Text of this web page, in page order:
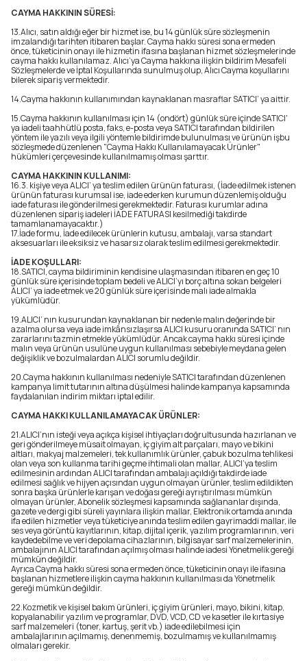
CAYMA HAKKININ SÜRESİ:
13.Alıcı, satın aldığı eğer bir hizmet ise, bu 14 günlük süre sözleşmenin
imzalandığı tarihten itibaren başlar. Cayma hakkı süresi sona ermeden
önce, tüketicinin onayı ile hizmetin ifasına başlanan hizmet sözleşmelerinde
cayma hakkı kullanılamaz. Alıcı’ya Cayma hakkına ilişkin bildirim Mesafeli
Sözleşmelerde ve İptal Koşullarında sunulmuş olup, Alıcı Cayma koşullarını
bilerek sipariş vermektedir.
14.Cayma hakkının kullanımından kaynaklanan masraflar SATICI’ ya aittir.
15.Cayma hakkının kullanılması için 14 (ondört) günlük süre içinde SATICI'
ya iadeli taahhütlü posta, faks, e-posta veya SATICI tarafından bildirilen
yöntem ile yazılı veya ilgili yöntemle bildirimde bulunulması ve ürünün işbu
sözleşmede düzenlenen "Cayma Hakkı Kullanılamayacak Ürünler"
hükümleri çerçevesinde kullanılmamış olması şarttır.
CAYMA HAKKININ KULLANIMI:
16.3. kişiye veya ALICI’ ya teslim edilen ürünün faturası, (İade edilmek istenen
ürünün faturası kurumsal ise, iade ederken kurumun düzenlemiş olduğu
iade faturası ile gönderilmesi gerekmektedir. Faturası kurumlar adına
düzenlenen sipariş iadeleri İADE FATURASI kesilmediği takdirde
tamamlanamayacaktır.)
17.İade formu, İade edilecek ürünlerin kutusu, ambalajı, varsa standart
aksesuarları ile eksiksiz ve hasarsız olarak teslim edilmesi gerekmektedir.
İADE KOŞULLARI:
18.SATICI, cayma bildiriminin kendisine ulaşmasından itibaren en geç 10
günlük süre içerisinde toplam bedeli ve ALICI’yı borç altına sokan belgeleri
ALICI’ ya iade etmek ve 20 günlük süre içerisinde malı iade almakla
yükümlüdür.
19.ALICI’ nın kusurundan kaynaklanan bir nedenle malın değerinde bir
azalma olursa veya iade imkânsızlaşırsa ALICI kusuru oranında SATICI’ nın
zararlarını tazmin etmekle yükümlüdür. Ancak cayma hakkı süresi içinde
malın veya ürünün usulüne uygun kullanılması sebebiyle meydana gelen
değişiklik ve bozulmalardan ALICI sorumlu değildir.
20.Cayma hakkının kullanılması nedeniyle SATICI tarafından düzenlenen
kampanya limit tutarının altına düşülmesi halinde kampanya kapsamında
faydalanılan indirim miktarı iptal edilir.
CAYMA HAKKI KULLANILAMAYACAK ÜRÜNLER:
21.ALICI’nın isteği veya açıkça kişisel ihtiyaçları doğrultusunda hazırlanan ve
geri gönderilmeye müsait olmayan, iç giyim alt parçaları, mayo ve bikini
altları, makyaj malzemeleri, tek kullanımlık ürünler, çabuk bozulma tehlikesi
olan veya son kullanma tarihi geçme ihtimali olan mallar, ALICI’ya teslim
edilmesinin ardından ALICI tarafından ambalajı açıldığı takdirde iade
edilmesi sağlık ve hijyen açısından uygun olmayan ürünler, teslim edildikten
sonra başka ürünlerle karışan ve doğası gereği ayrıştırılması mümkün
olmayan ürünler, Abonelik sözleşmesi kapsamında sağlananlar dışında,
gazete ve dergi gibi süreli yayınlara ilişkin mallar, Elektronik ortamda anında
ifa edilen hizmetler veya tüketiciye anında teslim edilen gayrimaddi mallar, ile
ses veya görüntü kayıtlarının, kitap, dijital içerik, yazılım programlarının, veri
kaydedebilme ve veri depolama cihazlarının, bilgisayar sarf malzemelerinin,
ambalajının ALICI tarafından açılmış olması halinde iadesi Yönetmelik gereği
mümkün değildir.
Ayrıca Cayma hakkı süresi sona ermeden önce, tüketicinin onayı ile ifasına
başlanan hizmetlere ilişkin cayma hakkının kullanılması da Yönetmelik
gereği mümkün değildir.
22.Kozmetik ve kişisel bakım ürünleri, iç giyim ürünleri, mayo, bikini, kitap,
kopyalanabilir yazılım ve programlar, DVD, VCD, CD ve kasetler ile kırtasiye
sarf malzemeleri (toner, kartuş, şerit vb.) iade edilebilmesi için
ambalajlarının açılmamış, denenmemiş, bozulmamış ve kullanılmamış
olmaları gerekir.